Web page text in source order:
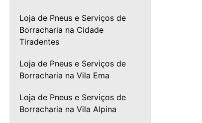
Loja de Pneus e Serviços de
Borracharia na Cidade
Tiradentes
Loja de Pneus e Serviços de
Borracharia na Vila Ema
Loja de Pneus e Serviços de
Borracharia na Vila Alpina